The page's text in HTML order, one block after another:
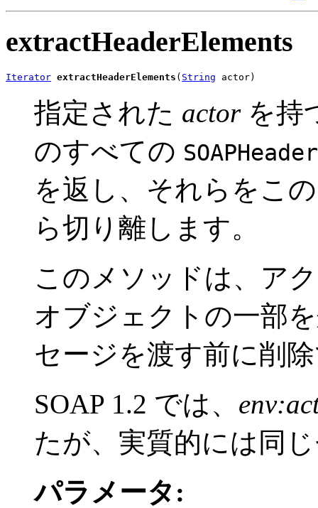
extractHeaderElements
Iterator extractHeaderElements ( String actor)
指定された actorを持
のすべての
を返し、それらをこ
ら切り離します。
このメソッドは、ア
オブジェクトの一部
セージを渡す前に削
SOAP 1.2 では、
たが、実質的には同
パラメータ: